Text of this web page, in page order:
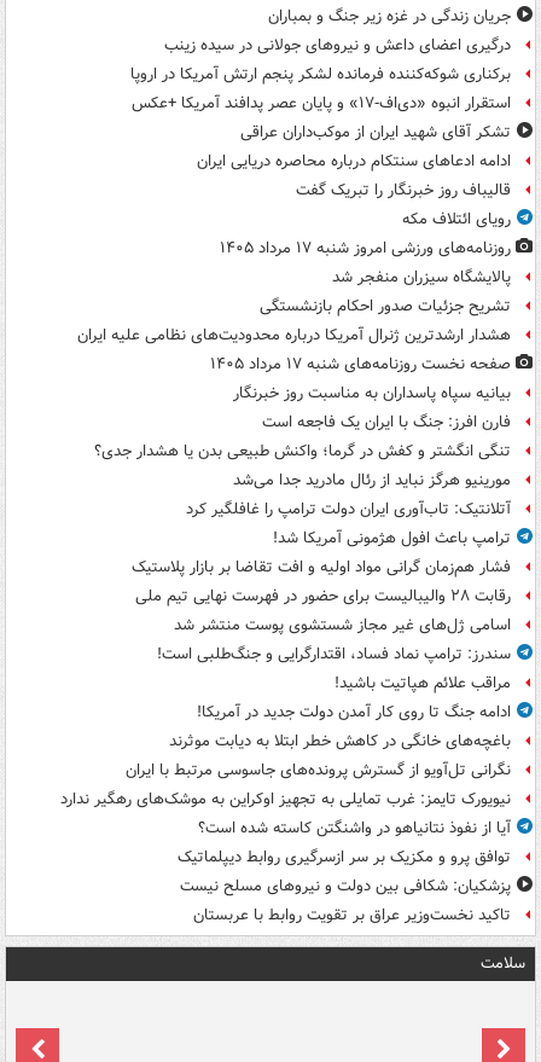
جریان زندگی در غزه زیر جنگ و بمباران
درگیری اعضای داعش و نیروهای جولانی در سیده زینب
برکناری شوکه‌کننده فرمانده لشکر پنجم ارتش آمریکا در اروپا
استقرار انبوه «دی‌اف‑۱۷» و پایان عصر پدافند آمریکا +عکس
تشکر آقای شهید ایران از موکب‌داران عراقی
ادامه ادعاهای سنتکام درباره محاصره دریایی ایران
قالیباف روز خبرنگار را تبریک گفت
رویای ائتلاف مکه
روزنامه‌های ورزشی امروز ‌شنبه ۱۷ مرداد ۱۴۰۵
پالایشگاه سیزران منفجر شد
تشریح جزئیات صدور احکام بازنشستگی
هشدار ارشدترین ژنرال آمریکا درباره محدودیت‌های نظامی علیه ایران
صفحه نخست روزنامه‌های شنبه ۱۷ مرداد ۱۴۰۵
بیانیه سپاه پاسداران به مناسبت روز خبرنگار
فارن افرز: جنگ با ایران یک فاجعه است
تنگی انگشتر و کفش در گرما؛ واکنش طبیعی بدن یا هشدار جدی؟
مورینیو هرگز نباید از رئال مادرید جدا می‌شد
آتلانتیک: تاب‌آوری ایران دولت ترامپ را غافلگیر کرد
ترامپ باعث افول هژمونی آمریکا شد!
فشار هم‌زمان گرانی مواد اولیه و افت تقاضا بر بازار پلاستیک
رقابت ۲۸ والیبالیست برای حضور در فهرست نهایی تیم ملی
اسامی ژل‌های غیر مجاز شستشوی پوست منتشر شد
سندرز: ترامپ نماد فساد، اقتدارگرایی و جنگ‌طلبی است!
مراقب علائم هپاتیت باشید!
ادامه جنگ تا روی کار آمدن دولت جدید در آمریکا!
باغچه‌های خانگی در کاهش خطر ابتلا به دیابت موثرند
نگرانی تل‌آویو از گسترش پرونده‌های جاسوسی مرتبط با ایران
نیویورک تایمز: غرب تمایلی به تجهیز اوکراین به موشک‌های رهگیر ندارد
آیا از نفوذ نتانیاهو در واشنگتن کاسته شده است؟
توافق پرو و مکزیک بر سر ازسرگیری روابط دیپلماتیک
پزشکیان: شکافی بین دولت و نیروهای مسلح نیست
تاکید نخست‌وزیر عراق بر تقویت روابط با عربستان
سلامت